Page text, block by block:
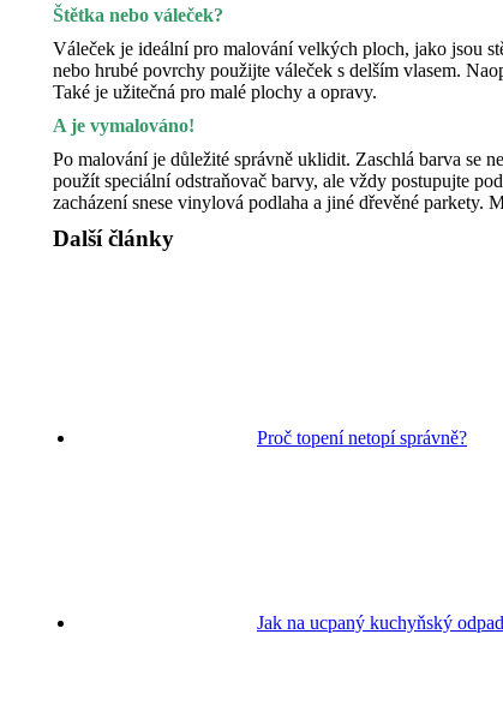
Štětka nebo váleček?
Váleček je ideální pro malování velkých ploch, jako jsou
nebo hrubé povrchy použijte váleček s delším vlasem.
Také je užitečná pro malé plochy a opravy.
A je vymalováno!
Po malování je důležité správně uklidit. Zaschlá barva se
použít speciální odstraňovač barvy, ale vždy postupujte
zacházení snese vinylová podlaha a jiné dřevěné
Další články
Proč topení netopí správně?
Jak na ucpaný kuchyňský